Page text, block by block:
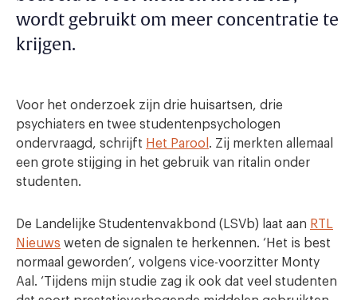
wordt gebruikt om meer concentratie te
krijgen.
Voor het onderzoek zijn drie huisartsen, drie
psychiaters en twee studentenpsychologen
ondervraagd, schrijft Het Parool . Zij merkten allemaal
een grote stijging in het gebruik van ritalin onder
studenten.
De Landelijke Studentenvakbond (LSVb) laat aan RTL
Nieuws weten de signalen te herkennen. ‘Het is best
normaal geworden’, volgens vice-voorzitter Monty
Aal. ‘Tijdens mijn studie zag ik ook dat veel studenten